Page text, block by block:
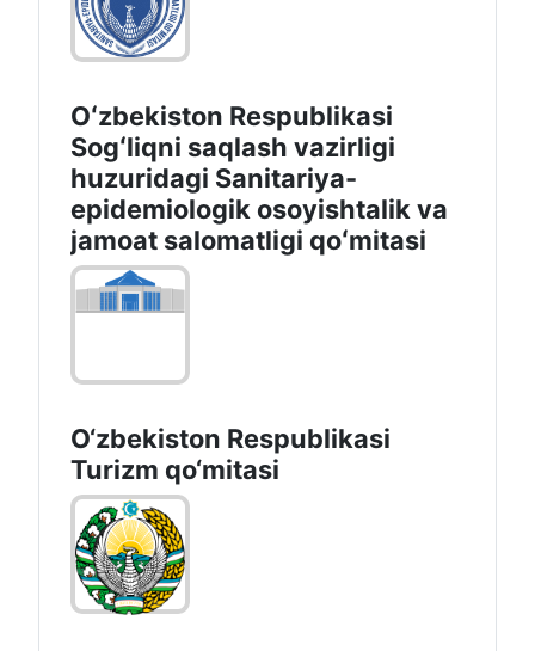
Oʻzbekiston Respublikasi
Sogʻliqni saqlash vazirligi
huzuridagi Sanitariya-
epidemiologik osoyishtalik va
jamoat salomatligi qoʻmitasi
O‘zbekiston Respublikasi
Turizm qo‘mitasi